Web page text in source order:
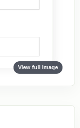
View full image